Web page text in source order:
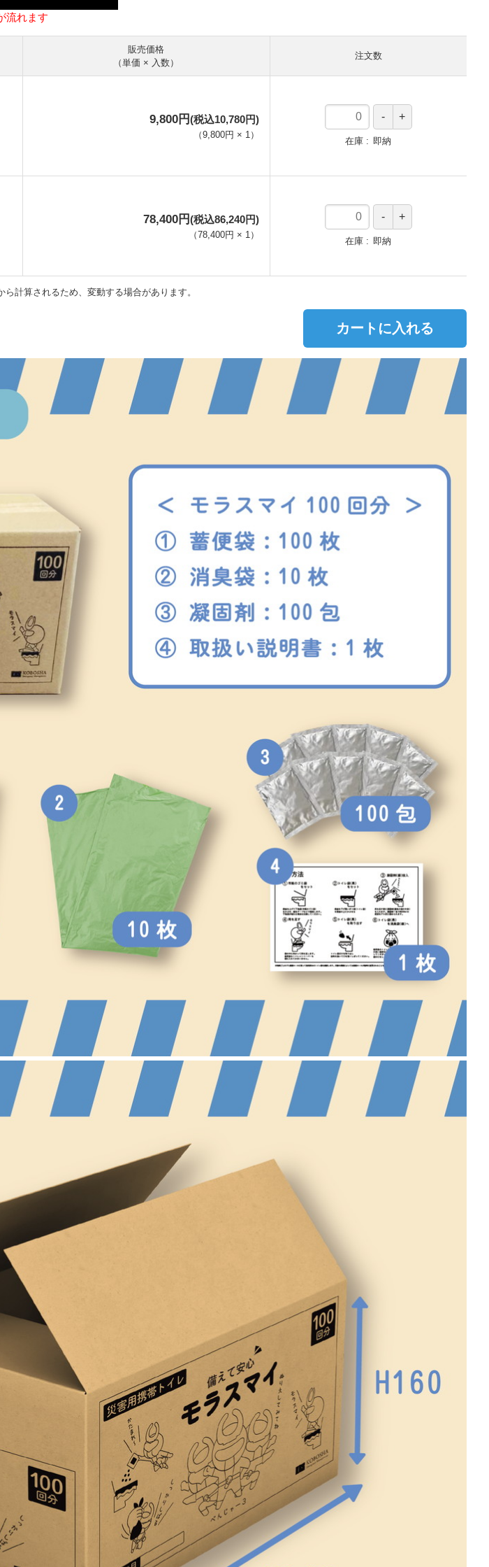
流れます
販売価格
（単価 × 入数）
注文数
9,800円(税込10,780円)
（9,800円 × 1）
在庫 即納
78,400円(税込86,240円)
（78,400円 × 1）
在庫 即納
計算されるため、変動する場合があります。
カートに入れる